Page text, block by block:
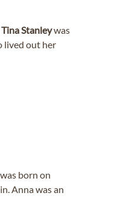
TinaStanleywas
lived out her
born on
Anna was an